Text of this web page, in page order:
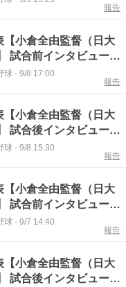
報告
【小倉全由監督（日大
試合前インタビュー
8日）
球 - 9/8 17:00
報告
【小倉全由監督（日大
試合後インタビュー
7日）
球 - 9/8 15:30
報告
【小倉全由監督（日大
試合前インタビュー
7日）
球 - 9/7 14:40
報告
【小倉全由監督（日大
試合後インタビュー